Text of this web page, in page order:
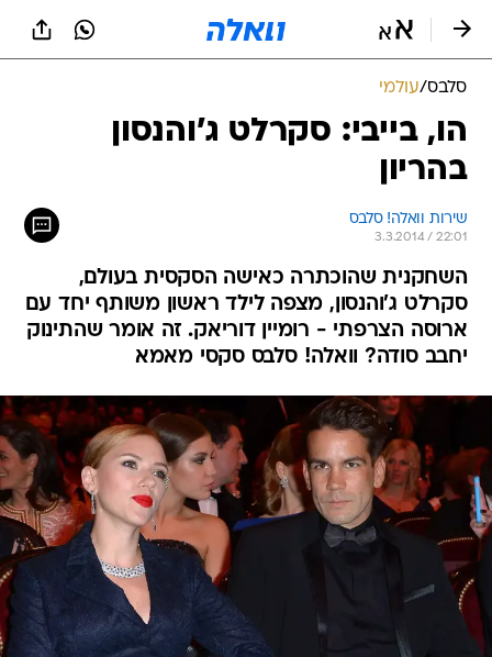
סלבס/עולמי
הו, בייבי: סקרלט ג'והנסון
בהריון
שירות וואלה! סלבס
3.3.2014 / 22:01
השחקנית שהוכתרה כאישה הסקסית בעולם,
סקרלט ג'והנסון, מצפה לילד ראשון משותף יחד עם
ארוסה הצרפתי - רומיין דוריאק. זה אומר שהתינוק
יחבב סודה? וואלה! סלבס סקסי מאמא